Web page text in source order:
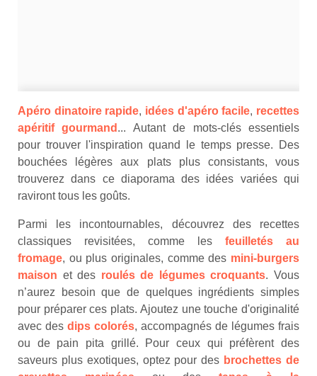
Apéro dinatoire rapide, idées d'apéro facile, recettes
apéritif gourmand ... Autant de mots-clés essentiels
pour trouver l'inspiration quand le temps presse. Des
bouchées légères aux plats plus consistants, vous
trouverez dans ce diaporama des idées variées qui
raviront tous les goûts.
Parmi les incontournables, découvrez des recettes
classiques revisitées, comme les feuilletés au
fromage, ou plus originales, comme des mini-burgers
maison et des roulés de légumes croquants. Vous
n’aurez besoin que de quelques ingrédients simples
pour préparer ces plats. Ajoutez une touche d'originalité
avec des dips colorés, accompagnés de légumes frais
ou de pain pita grillé. Pour ceux qui préfèrent des
saveurs plus exotiques, optez pour des brochettes de